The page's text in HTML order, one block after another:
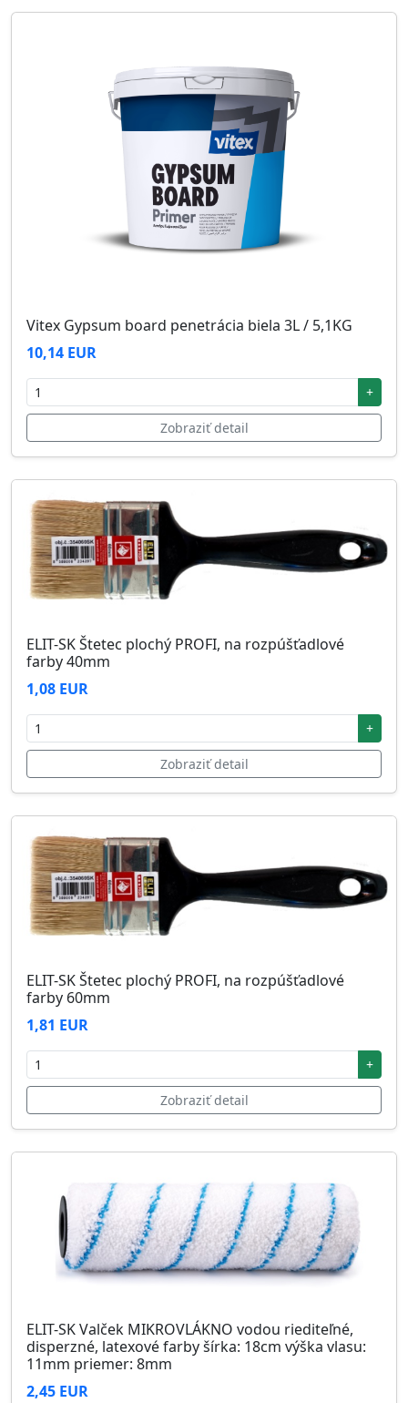
Vitex Gypsum board penetrácia biela 3L / 5,1KG
10,14 EUR
+
Zobraziť detail
ELIT-SK Štetec plochý PROFI, na rozpúšťadlové
farby 40mm
1,08 EUR
+
Zobraziť detail
ELIT-SK Štetec plochý PROFI, na rozpúšťadlové
farby 60mm
1,81 EUR
+
Zobraziť detail
ELIT-SK Valček MIKROVLÁKNO vodou riediteľné,
disperzné, latexové farby šírka: 18cm výška vlasu:
11mm priemer: 8mm
2,45 EUR